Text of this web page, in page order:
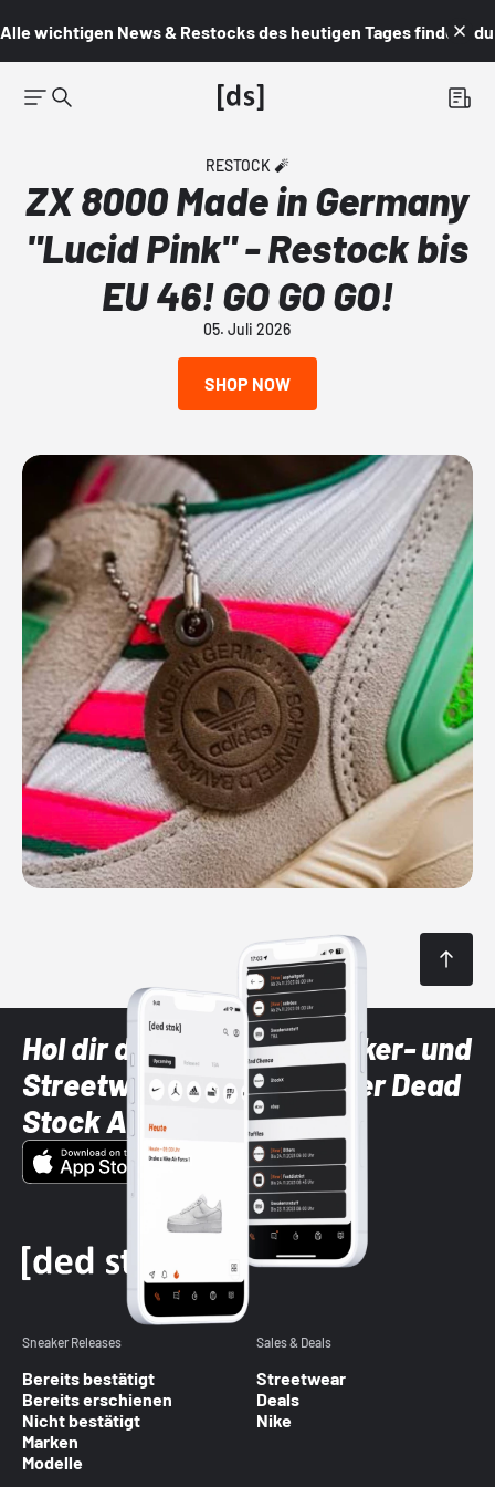
Alle wichtigen News & Restocks des heutigen Tages findest du
RESTOCK 🧨
ZX 8000 Made in Germany
"Lucid Pink" - Restock bis
EU 46! GO GO GO!
05. Juli 2026
SHOP NOW
Hol dir die neuesten Sneaker- und
Streetwear-Brands mit der Dead
Stock App
Sneaker Releases
Bereits bestätigt
Bereits erschienen
Nicht bestätigt
Marken
Modelle
Sales & Deals
Streetwear
Deals
Nike